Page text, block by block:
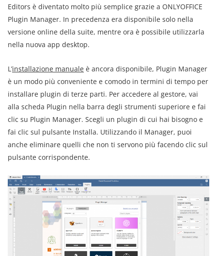
Editors è diventato molto più semplice grazie a ONLYOFFICE
Plugin Manager. In precedenza era disponibile solo nella
versione online della suite, mentre ora è possibile utilizzarla
nella nuova app desktop.
L’installazione manuale è ancora disponibile, Plugin Manager
è un modo più conveniente e comodo in termini di tempo per
installare plugin di terze parti. Per accedere al gestore, vai
alla scheda Plugin nella barra degli strumenti superiore e fai
clic su Plugin Manager. Scegli un plugin di cui hai bisogno e
fai clic sul pulsante Installa. Utilizzando il Manager, puoi
anche eliminare quelli che non ti servono più facendo clic sul
pulsante corrispondente.